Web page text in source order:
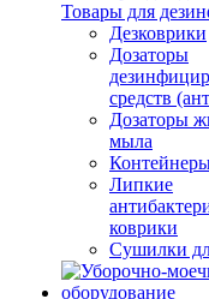
Товары для
Дезковрики
Дозаторы
средств
Дозаторы
мыла
Липкие
коврики
Сушилки